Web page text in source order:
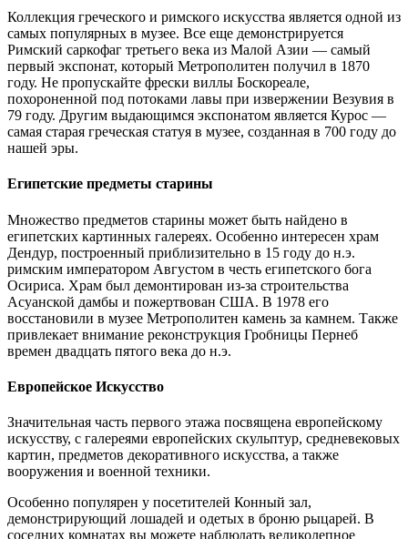
Коллекция греческого и римского искусства является одной из
самых популярных в музее. Все еще демонстрируется
Римский саркофаг третьего века из Малой Азии — самый
первый экспонат, который Метрополитен получил в 1870
году. Не пропускайте фрески виллы Боскореале,
похороненной под потоками лавы при извержении Везувия в
79 году. Другим выдающимся экспонатом является Курос —
самая старая греческая статуя в музее, созданная в 700 году до
нашей эры.
Египетские предметы старины
Множество предметов старины может быть найдено в
египетских картинных галереях. Особенно интересен храм
Дендур, построенный приблизительно в 15 году до н.э.
римским императором Августом в честь египетского бога
Осириса. Храм был демонтирован из-за строительства
Асуанской дамбы и пожертвован США. В 1978 его
восстановили в музее Метрополитен камень за камнем. Также
привлекает внимание реконструкция Гробницы Пернеб
времен двадцать пятого века до н.э.
Европейское Искусство
Значительная часть первого этажа посвящена европейскому
искусству, с галереями европейских скульптур, средневековых
картин, предметов декоративного искусства, а также
вооружения и военной техники.
Особенно популярен у посетителей Конный зал,
демонстрирующий лошадей и одетых в броню рыцарей. В
соседних комнатах вы можете наблюдать великолепное